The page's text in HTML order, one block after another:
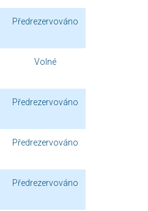
Předrezervováno
Volné
Předrezervováno
Předrezervováno
Předrezervováno